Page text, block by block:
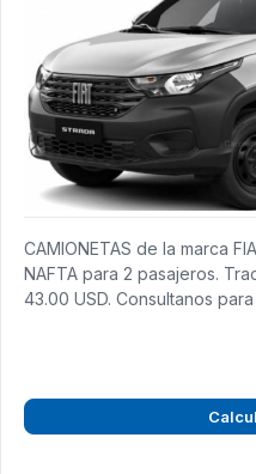
CAMIONETAS de la marca
NAFTA para 2 pasajeros.
43.00 USD. Consultanos